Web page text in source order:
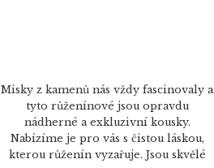
Misky z kamenů nás vždy fascinovaly a
tyto růženínové jsou opravdu
nádherné a exkluzivní kousky.
Nabízíme je pro vás s čistou láskou,
kterou růženín vyzařuje. Jsou skvělé